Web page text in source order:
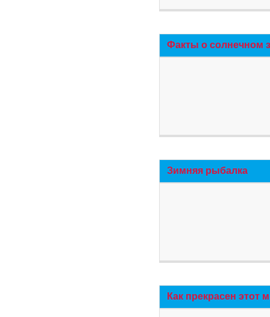
Факты о солнечном
Зимняя рыбалка
Как прекрасен этот